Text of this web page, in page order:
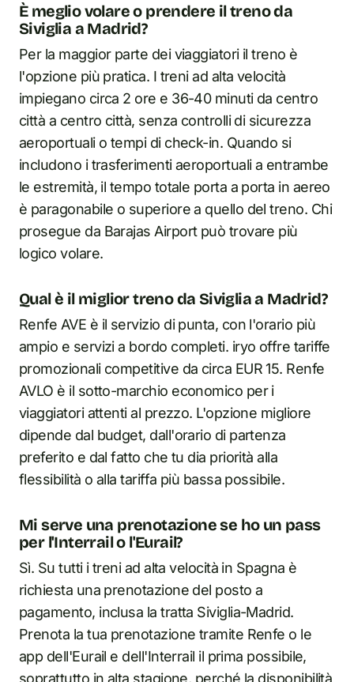
È meglio volare o prendere il treno da
Siviglia a Madrid?
Per la maggior parte dei viaggiatori il treno è
l'opzione più pratica. I treni ad alta velocità
impiegano circa 2 ore e 36-40 minuti da centro
città a centro città, senza controlli di sicurezza
aeroportuali o tempi di check-in. Quando si
includono i trasferimenti aeroportuali a entrambe
le estremità, il tempo totale porta a porta in aereo
è paragonabile o superiore a quello del treno. Chi
prosegue da Barajas Airport può trovare più
logico volare.
Qual è il miglior treno da Siviglia a Madrid?
Renfe AVE è il servizio di punta, con l'orario più
ampio e servizi a bordo completi. iryo offre tariffe
promozionali competitive da circa EUR 15. Renfe
AVLO è il sotto-marchio economico per i
viaggiatori attenti al prezzo. L'opzione migliore
dipende dal budget, dall'orario di partenza
preferito e dal fatto che tu dia priorità alla
flessibilità o alla tariffa più bassa possibile.
Mi serve una prenotazione se ho un pass
per l'Interrail o l'Eurail?
Sì. Su tutti i treni ad alta velocità in Spagna è
richiesta una prenotazione del posto a
pagamento, inclusa la tratta Siviglia-Madrid.
Prenota la tua prenotazione tramite Renfe o le
app dell'Eurail e dell'Interrail il prima possibile,
soprattutto in alta stagione, perché la disponibilità